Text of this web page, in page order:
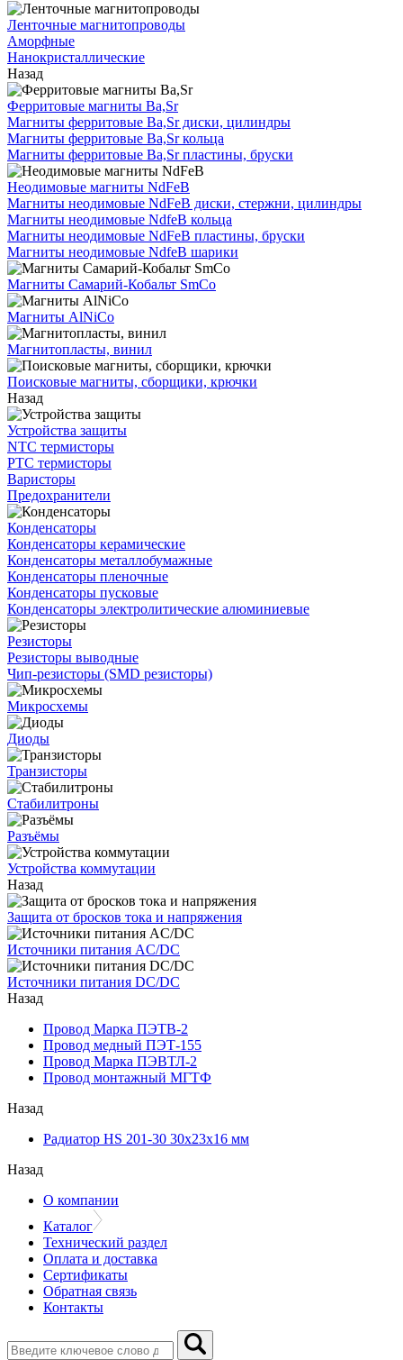
Ленточные магнитопроводы
Аморфные
Нанокристаллические
Назад
Ферритовые магниты Ba,Sr
Магниты ферритовые Ba,Sr диски, цилиндры
Магниты ферритовые Ba,Sr кольца
Магниты ферритовые Ba,Sr пластины, бруски
Неодимовые магниты NdFeB
Магниты неодимовые NdFeB диски, стержни, цилиндры
Магниты неодимовые NdfeB кольца
Магниты неодимовые NdFeB пластины, бруски
Магниты неодимовые NdfeB шарики
Магниты Самарий-Кобальт SmCo
Магниты AlNiCo
Магнитопласты, винил
Поисковые магниты, сборщики, крючки
Назад
Устройства защиты
NTC термисторы
PTC термисторы
Варисторы
Предохранители
Конденсаторы
Конденсаторы керамические
Конденсаторы металлобумажные
Конденсаторы пленочные
Конденсаторы пусковые
Конденсаторы электролитические алюминиевые
Резисторы
Резисторы выводные
Чип-резисторы (SMD резисторы)
Микросхемы
Диоды
Транзисторы
Стабилитроны
Разъёмы
Устройства коммутации
Назад
Защита от бросков тока и напряжения
Источники питания AC/DC
Источники питания DC/DC
Назад
Провод Марка ПЭТВ-2
Провод медный ПЭТ-155
Провод Марка ПЭВТЛ-2
Провод монтажный МГТФ
Назад
Радиатор HS 201-30 30х23х16 мм
Назад
О компании
Каталог
Технический раздел
Оплата и доставка
Сертификаты
Обратная связь
Контакты